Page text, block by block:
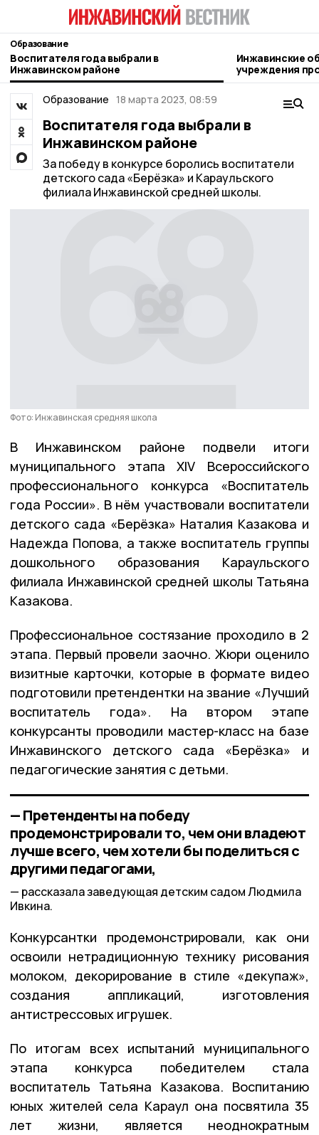
Образование
Воспитателя года выбрали в
Инжавинском районе
Инжавинские
учреждения
новому
Образование 18 марта 2023, 08:59
Воспитателя года выбрали в
Инжавинском районе
За победу в конкурсе боролись воспитатели
детского сада «Берёзка» и Караульского
филиала Инжавинской средней школы.
Фото: Инжавинская средняя школа
В Инжавинском районе подвели итоги
муниципального этапа XIV Всероссийского
профессионального конкурса «Воспитатель
года России». В нём участвовали воспитатели
детского сада «Берёзка» Наталия Казакова и
Надежда Попова, а также воспитатель группы
дошкольного образования Караульского
филиала Инжавинской средней школы Татьяна
Казакова.
Профессиональное состязание проходило в 2
этапа. Первый провели заочно. Жюри оценило
визитные карточки, которые в формате видео
подготовили претендентки на звание «Лучший
воспитатель года». На втором этапе
конкурсанты проводили мастер-класс на базе
Инжавинского детского сада «Берёзка» и
педагогические занятия с детьми.
— Претенденты на победу
продемонстрировали то, чем они владеют
лучше всего, чем хотели бы поделиться с
другими педагогами,
рассказала заведующая детским садом Людмила
Ивкина.
Конкурсантки продемонстрировали, как они
освоили нетрадиционную технику рисования
молоком, декорирование в стиле «декупаж»,
создания аппликаций, изготовления
антистрессовых игрушек.
По итогам всех испытаний муниципального
этапа конкурса победителем стала
воспитатель Татьяна Казакова. Воспитанию
юных жителей села Караул она посвятила 35
лет жизни, является неоднократным